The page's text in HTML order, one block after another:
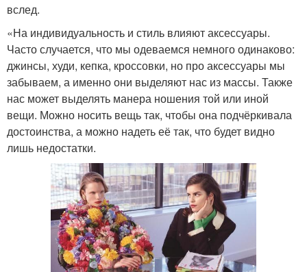
вслед.
«На индивидуальность и стиль влияют аксессуары.
Часто случается, что мы одеваемся немного одинаково:
джинсы, худи, кепка, кроссовки, но про аксессуары мы
забываем, а именно они выделяют нас из массы. Также
нас может выделять манера ношения той или иной
вещи. Можно носить вещь так, чтобы она подчёркивала
достоинства, а можно надеть её так, что будет видно
лишь недостатки.